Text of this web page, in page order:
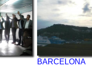
BARCELONA